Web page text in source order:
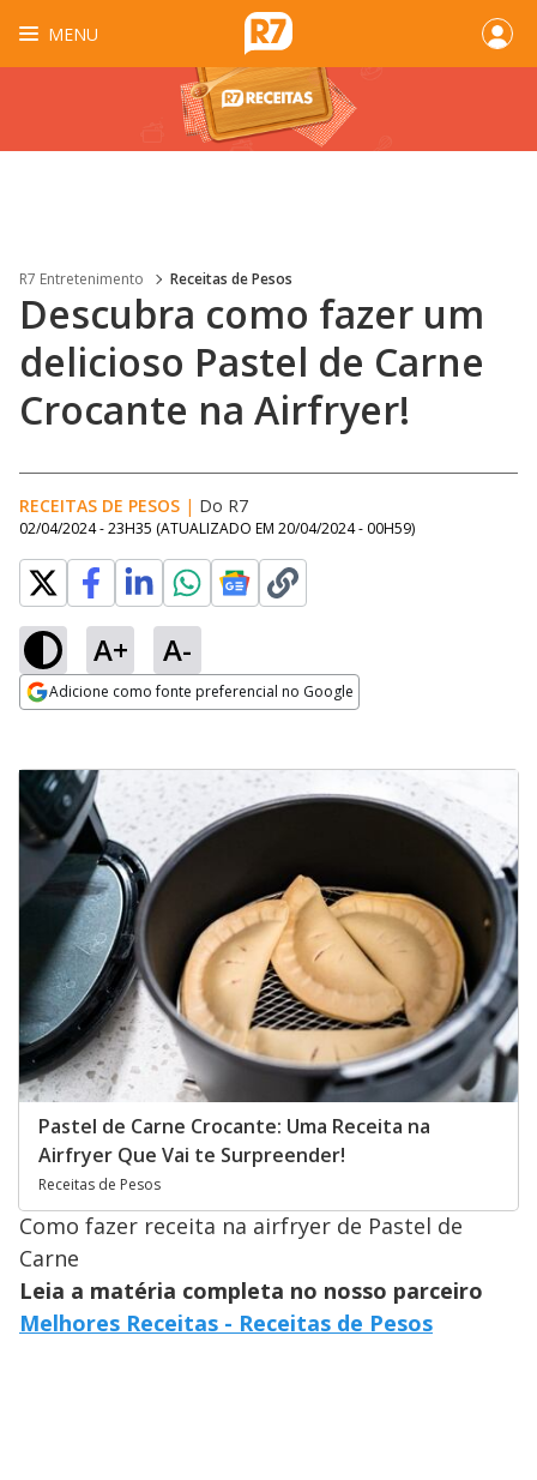
MENU
R7 Entretenimento Receitas de Pesos
Descubra como fazer um
delicioso Pastel de Carne
Crocante na Airfryer!
RECEITAS DE PESOS | Do R7
02/04/2024 - 23H35 (ATUALIZADO EM 20/04/2024 - 00H59)
A+ A-
Adicione como fonte preferencial no Google
Pastel de Carne Crocante: Uma Receita na
Airfryer Que Vai te Surpreender!
Receitas de Pesos
Como fazer receita na airfryer de Pastel de
Carne
Leia a matéria completa no nosso parceiro
Melhores Receitas - Receitas de Pesos